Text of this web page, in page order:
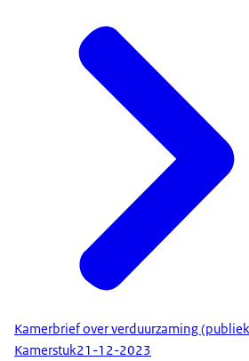
Kamerbrief over verduurzaming
Kamerstuk21-12-2023